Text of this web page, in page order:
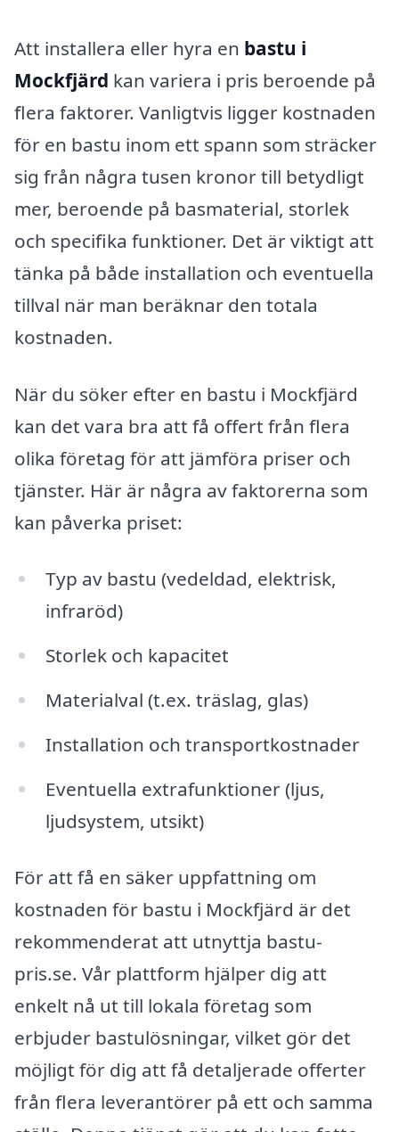
Att installera eller hyra en bastu i
Mockfjärd kan variera i pris beroende på
flera faktorer. Vanligtvis ligger kostnaden
för en bastu inom ett spann som sträcker
sig från några tusen kronor till betydligt
mer, beroende på basmaterial, storlek
och specifika funktioner. Det är viktigt att
tänka på både installation och eventuella
tillval när man beräknar den totala
kostnaden.
När du söker efter en bastu i Mockfjärd
kan det vara bra att få offert från flera
olika företag för att jämföra priser och
tjänster. Här är några av faktorerna som
kan påverka priset:
Typ av bastu (vedeldad, elektrisk,
infraröd)
Storlek och kapacitet
Materialval (t.ex. träslag, glas)
Installation och transportkostnader
Eventuella extrafunktioner (ljus,
ljudsystem, utsikt)
För att få en säker uppfattning om
kostnaden för bastu i Mockfjärd är det
rekommenderat att utnyttja bastu-
pris.se. Vår plattform hjälper dig att
enkelt nå ut till lokala företag som
erbjuder bastulösningar, vilket gör det
möjligt för dig att få detaljerade offerter
från flera leverantörer på ett och samma